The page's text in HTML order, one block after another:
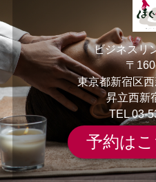
ビジネスリ
〒
東京都新宿区
昇立西新
TEL03-
予約は